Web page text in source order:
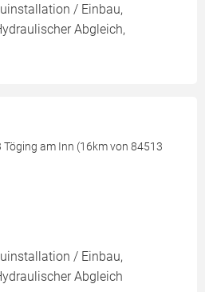
/ Einbau,
Abgleich,
am Inn (16km von 84513
/ Einbau,
Abgleich